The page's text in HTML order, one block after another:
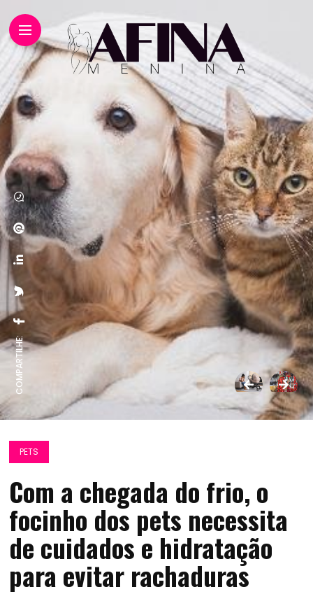
COMPARTILHE:
PETS
Com a chegada do frio, o
focinho dos pets necessita
de cuidados e hidratação
para evitar rachaduras